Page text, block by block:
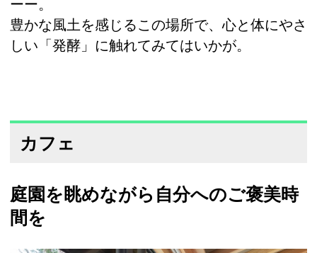
ーー。
豊かな風土を感じるこの場所で、心と体にやさ
しい「発酵」に触れてみてはいかが。
カフェ
庭園を眺めながら自分へのご褒美時
間を